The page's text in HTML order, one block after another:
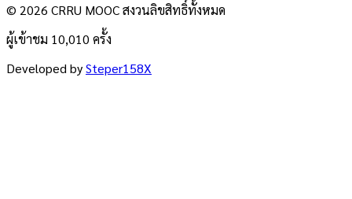
© 2026 CRRU MOOC สงวนลิขสิทธิ์ทั้งหมด
ผู้เข้าชม 10,010 ครั้ง
Developed bySteper158X